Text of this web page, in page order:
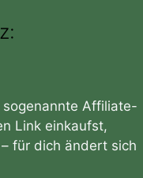
Affiliate-
Link einkaufst,
für dich ändert sich